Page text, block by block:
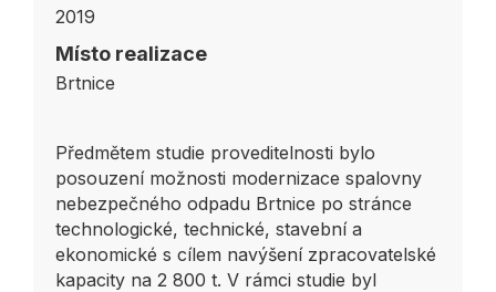
2019
Místo realizace
Brtnice
Předmětem studie proveditelnosti bylo
posouzení možnosti modernizace spalovny
nebezpečného odpadu Brtnice po stránce
technologické, technické, stavební a
ekonomické s cílem navýšení zpracovatelské
kapacity na 2 800 t. V rámci studie byl